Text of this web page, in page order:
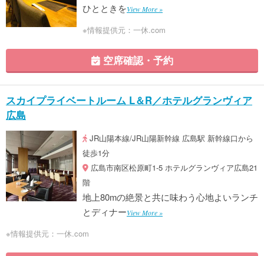
ひとときをView More »
※情報提供元：一休.com
空席確認・予約
スカイプライベートルーム L＆R／ホテルグランヴィア
広島
JR山陽本線/JR山陽新幹線 広島駅 新幹線口から
徒歩1分
広島市南区松原町1-5 ホテルグランヴィア広島21
階
地上80mの絶景と共に味わう心地よいランチ
とディナーView More »
※情報提供元：一休.com